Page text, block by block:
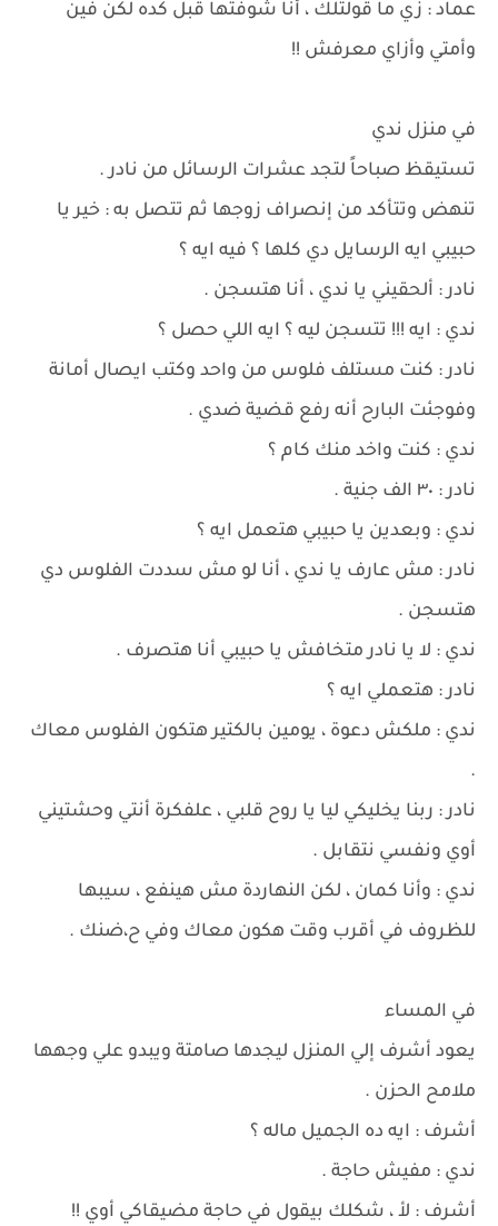
عماد : زي ما قولتلك ، أنا شوفتها قبل كده لكن فين
وأمتي وأزاي معرفش !!
في منزل ندي
تستيقظ صباحاً لتجد عشرات الرسائل من نادر .
تنهض وتتأكد من إنصراف زوجها ثم تتصل به : خير يا
حبيبي ايه الرسايل دي كلها ؟ فيه ايه ؟
نادر : ألحقيني يا ندي ، أنا هتسجن .
ندي : ايه !!! تتسجن ليه ؟ ايه اللي حصل ؟
نادر : كنت مستلف فلوس من واحد وكتب ايصال أمانة
وفوجئت البارح أنه رفع قضية ضدي .
ندي : كنت واخد منك كام ؟
نادر : ٣٠ الف جنية .
ندي : وبعدين يا حبيبي هتعمل ايه ؟
نادر : مش عارف يا ندي ، أنا لو مش سددت الفلوس دي
هتسجن .
ندي : لا يا نادر متخافش يا حبيبي أنا هتصرف .
نادر : هتعملي ايه ؟
ندي : ملكش دعوة ، يومين بالكتير هتكون الفلوس معاك
.
نادر : ربنا يخليكي ليا يا روح قلبي ، علفكرة أنتي وحشتيني
أوي ونفسي نتقابل .
ندي : وأنا كمان ، لكن النهاردة مش هينفع ، سيبها
للظروف في أقرب وقت هكون معاك وفي ح،ضنك .
في المساء
يعود أشرف إلي المنزل ليجدها صامتة ويبدو علي وجهها
ملامح الحزن .
أشرف : ايه ده الجميل ماله ؟
ندي : مفيش حاجة .
أشرف : لأ ، شكلك بيقول في حاجة مضيقاكي أوي !!